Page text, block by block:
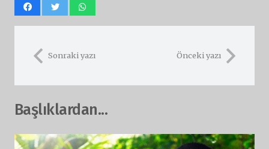
Sonraki yazı Önceki yazı
Başlıklardan...